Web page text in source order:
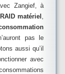
Zangief, à
RAID matériel ,
pas le
aussi qu’il
avec